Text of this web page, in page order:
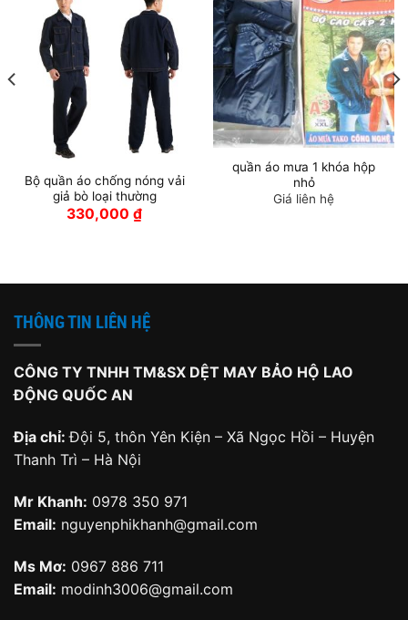
Bộ quần áo chống nóng vải
giả bò loại thường
330,000 ₫
quần áo mưa 1 khóa hộp
nhỏ
Giá liên hệ
THÔNG TIN LIÊN HỆ
CÔNG TY TNHH TM&SX DỆT MAY BẢO HỘ LAO
ĐỘNG QUỐC AN
Địa chỉ:Đội 5, thôn Yên Kiện – Xã Ngọc Hồi – Huyện
Thanh Trì – Hà Nội
Mr Khanh: 0978 350 971
Email: nguyenphikhanh@gmail.com
Ms Mơ: 0967 886 711
Email: modinh3006@gmail.com